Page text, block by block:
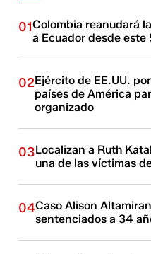
01Colombia reanudará
a Ecuador desde este
02Ejército de EE.UU.
países de América
organizado
03Localizan a Ruth
una de las víctimas
04Caso Alison
sentenciados a 34